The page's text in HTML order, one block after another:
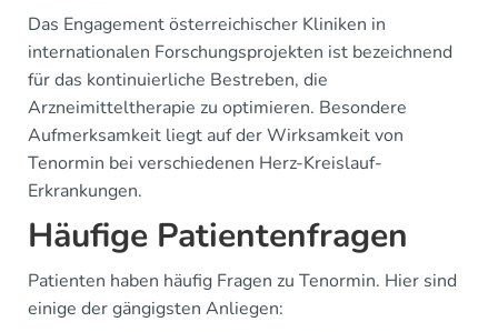
Das Engagement österreichischer Kliniken in
internationalen Forschungsprojekten ist bezeichnend
für das kontinuierliche Bestreben, die
Arzneimitteltherapie zu optimieren. Besondere
Aufmerksamkeit liegt auf der Wirksamkeit von
Tenormin bei verschiedenen Herz-Kreislauf-
Erkrankungen.
Häufige Patientenfragen
Patienten haben häufig Fragen zu Tenormin. Hier sind
einige der gängigsten Anliegen: